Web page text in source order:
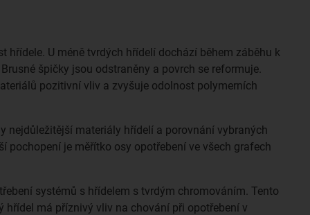
hřídele. U méně tvrdých hřídelí dochází během záběhu k
špičky jsou odstraněny a povrch se reformuje.
pozitivní vliv a zvyšuje odolnost polymerních
nejdůležitější materiály hřídelí a porovnání vybraných
pochopení je měřítko osy opotřebení ve všech grafech
systémů s hřídelem s tvrdým chromováním. Tento
hřídel má příznivý vliv na chování při opotřebení v